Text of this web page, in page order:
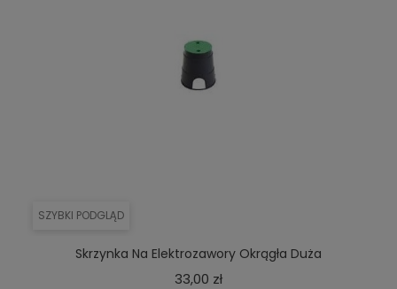
SZYBKI PODGLĄD
Skrzynka Na Elektrozawory Okrągła Duża
33,00 złCena